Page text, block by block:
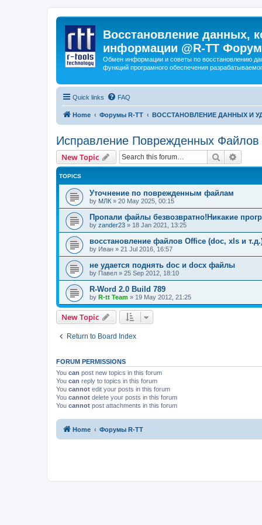
Восстановление данных,
информации @R-TT Форум
Обмен информации и советы по восстановлению
функций програмного обеспечения
Quick links FAQ
Home Форумы R-TT ВОССТАНОВЛЕНИЕ ДАННЫХ И
Исправление Поврежденных Файлов
New Topic Search
TOPICS
Уточнение по поврежденным файлам
by МЛК » 20 May 2025, 00:15
Пропали файлы безвозвратно!Никакие
by zander23 » 18 Jan 2021, 13:25
восстановление файлов Office (doc, xls и
by Иван » 21 Jul 2016, 16:57
не удается поднять doc и docx файлы
by Павел » 25 Sep 2012, 18:10
R-Word 2.0 Build 789
by R-tt Team » 19 May 2012, 21:25
New Topic
Return to Board Index
FORUM PERMISSIONS
You can post new topics in this forum
You can reply to topics in this forum
You cannot edit your posts in this forum
You cannot delete your posts in this forum
You cannot post attachments in this forum
Home Форумы R-TT